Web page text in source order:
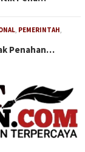
, PEMERINTAH,
Penahan…